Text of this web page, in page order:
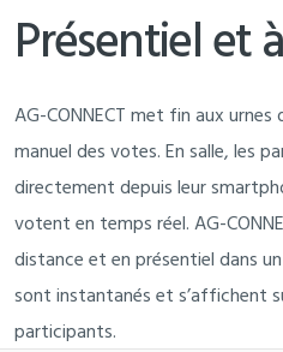
Présentiel et
AG-CONNECT met fin aux
manuel des votes. En salle, les
directement depuis leur
votent en temps réel. AG-
distance et en présentiel dans
sont instantanés et s’affichent
participants.